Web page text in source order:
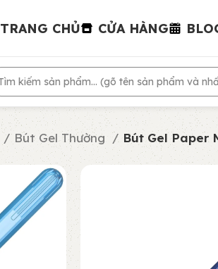
TRANG CHỦ CỬA HÀNG
Bút Gel Thường Bút Gel Paper